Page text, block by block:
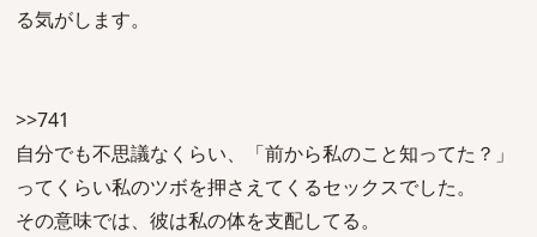
る気がします。
>>741
自分でも不思議なくらい、「前から私のこと知ってた？」
ってくらい私のツボを押さえてくるセックスでした。
その意味では、彼は私の体を支配してる。